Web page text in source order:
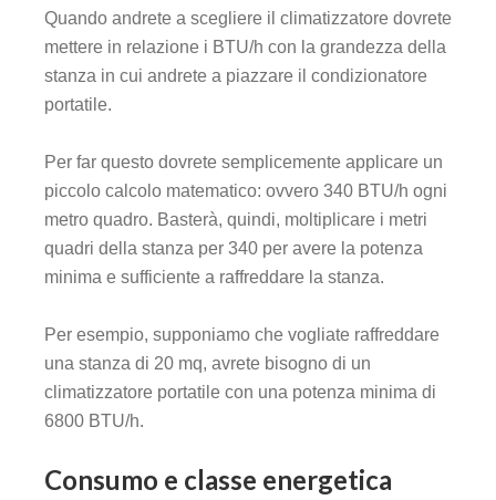
Quando andrete a scegliere il climatizzatore dovrete
mettere in relazione i BTU/h con la grandezza della
stanza in cui andrete a piazzare il condizionatore
portatile.
Per far questo dovrete semplicemente applicare un
piccolo calcolo matematico: ovvero 340 BTU/h ogni
metro quadro. Basterà, quindi, moltiplicare i metri
quadri della stanza per 340 per avere la potenza
minima e sufficiente a raffreddare la stanza.
Per esempio, supponiamo che vogliate raffreddare
una stanza di 20 mq, avrete bisogno di un
climatizzatore portatile con una potenza minima di
6800 BTU/h.
Consumo e classe energetica